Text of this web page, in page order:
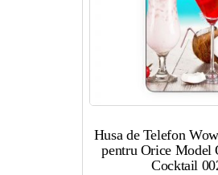
Husa de Telefon
pentru Orice Model
Cocktail